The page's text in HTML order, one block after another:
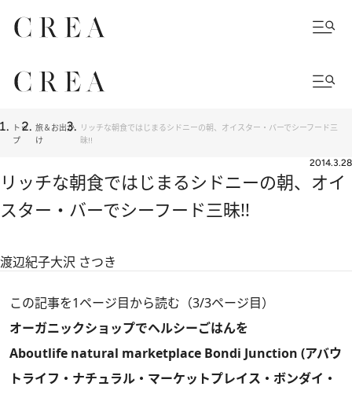
トッ
プ
旅＆お出か
け
リッチな朝食ではじまるシドニーの朝、オイスター・バーでシーフード三
昧!!
2014.3.28
リッチな朝食ではじまるシドニーの朝、オイ
スター・バーでシーフード三昧!!
渡辺紀子大沢 さつき
この記事を1ページ目から読む（3/3ページ目）
オーガニックショップでヘルシーごはんを
Aboutlife natural marketplace Bondi Junction (アバウ
トライフ・ナチュラル・マーケットプレイス・ボンダイ・